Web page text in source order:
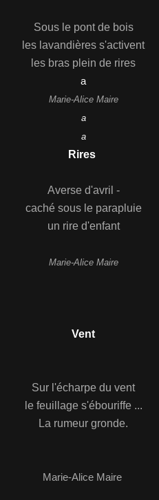
Sous le pont de bois
les lavandières s'activent
les bras plein de rires
a
Marie-Alice Maire
a
a
Rires
Averse d'avril -
caché sous le parapluie
un rire d'enfant
Marie-Alice Maire
Vent
Sur l'écharpe du vent
le feuillage s'ébouriffe ...
La rumeur gronde.
Marie-Alice Maire